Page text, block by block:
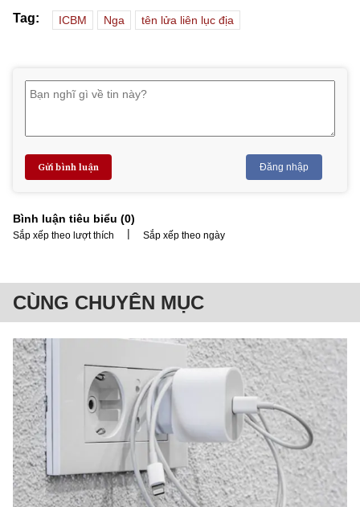
Tag: ICBM Nga tên lửa liên lục địa
Gửi bình luận Đăng nhập
Bình luận tiêu biểu (0)
Sắp xếp theo lượt thích | Sắp xếp theo ngày
CÙNG CHUYÊN MỤC